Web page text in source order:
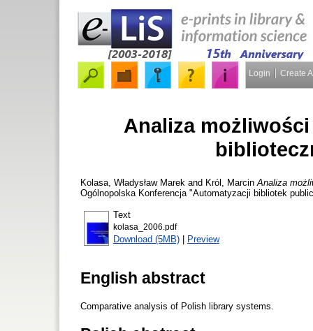
Login Create
Analiza
Kolasa, Władysław Marek and Król, Marcin Analiza
Ogólnopolska Konferencja "Automatyzacji bibliotek
Text
kolasa_2006.pdf
Download (5MB) | Preview
English abstract
Comparative analysis of Polish library systems.